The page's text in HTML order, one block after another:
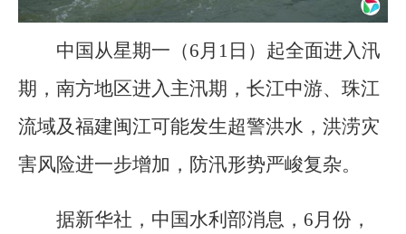
中国从星期一（6月1日）起全面进入汛
期，南方地区进入主汛期，长江中游、珠江
流域及福建闽江可能发生超警洪水，洪涝灾
害风险进一步增加，防汛形势严峻复杂。
据新华社，中国水利部消息，6月份，